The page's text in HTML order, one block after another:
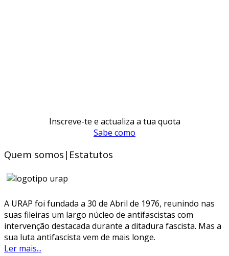
Inscreve-te e actualiza a tua quota
Sabe como
Quem somos|Estatutos
A URAP foi fundada a 30 de Abril de 1976, reunindo nas
suas fileiras um largo núcleo de antifascistas com
intervenção destacada durante a ditadura fascista. Mas a
sua luta antifascista vem de mais longe.
Ler mais...